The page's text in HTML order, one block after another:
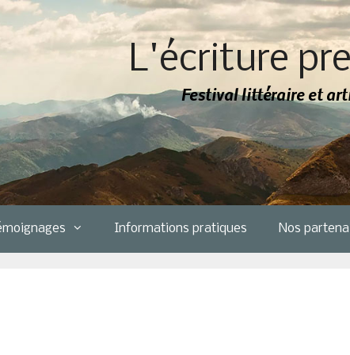
L'écriture
Festival littéraire et
Informations pratiques Nos